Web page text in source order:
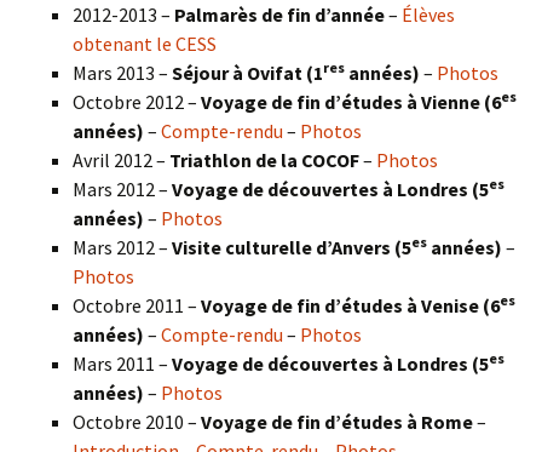
2012-2013 – Palmarès de fin d’année– Élèves
obtenant le CESS
Mars 2013 – Séjour à Ovifat (1res années) – Photos
Octobre 2012 – Voyage de fin d’études à Vienne (6es
années) – Compte-rendu – Photos
Avril 2012 – Triathlon de la COCOF– Photos
Mars 2012 – Voyage de découvertes à Londres (5es
années) – Photos
Mars 2012 – Visite culturelle d’Anvers (5es années) –
Photos
Octobre 2011 – Voyage de fin d’études à Venise (6es
années) – Compte-rendu – Photos
Mars 2011 – Voyage de découvertes à Londres (5es
années) – Photos
Octobre 2010 – Voyage de fin d’études à Rome–